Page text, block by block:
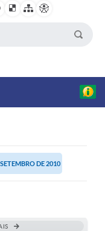
DE 2010